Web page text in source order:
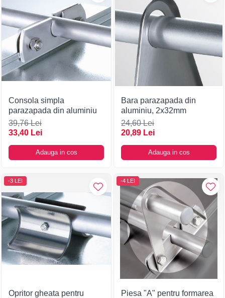
Consola simpla
parazapada din aluminiu
39,76 Lei
33,40 Lei
Adauga in cos
Bara parazapada din
aluminiu, 2x32mm
24,60 Lei
20,89 Lei
Adauga in cos
-3 LEI
Opritor gheata pentru
-4 LEI
Piesa "A" pentru formarea